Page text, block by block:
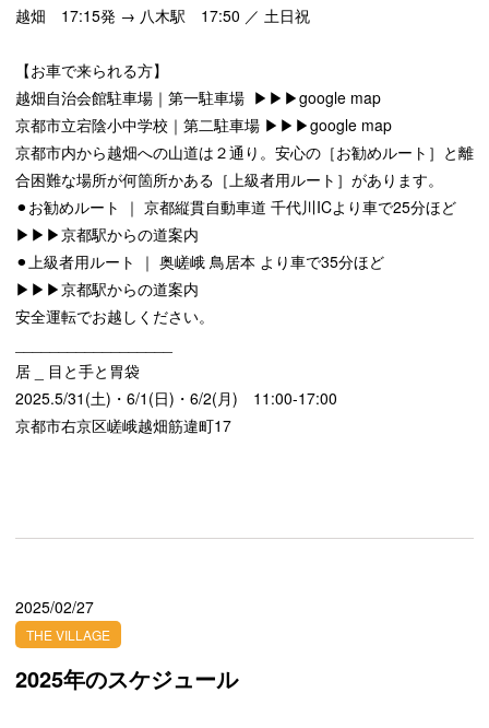
越畑 17:15発 → 八木駅 17:50 ／ 土日祝
【お車で来られる方】
越畑自治会館駐車場｜第一駐車場 ▶︎▶︎▶︎google map
京都市立宕陰小中学校｜第二駐車場 ▶︎▶︎▶︎google map
京都市内から越畑への山道は２通り。安心の［お勧めルート］と離
合困難な場所が何箇所かある［上級者用ルート］があります。
⚫︎お勧めルート ｜ 京都縦貫自動車道 千代川ICより車で25分ほど
▶︎▶︎▶︎京都駅からの道案内
⚫︎上級者用ルート ｜ 奥嵯峨 鳥居本 より車で35分ほど
▶︎▶︎▶︎京都駅からの道案内
安全運転でお越しください。
居 _ 目と手と胃袋
2025.5/31(土)・6/1(日)・6/2(月) 11:00-17:00
京都市右京区嵯峨越畑筋違町17
2025/02/27
THE VILLAGE
2025年のスケジュール